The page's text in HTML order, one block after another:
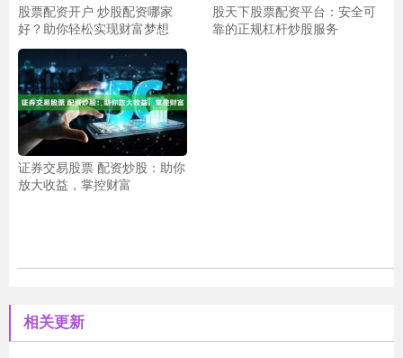
股票配资开户 炒股配资哪家
好？助你轻松实现财富梦想
股天下股票配资平台：安全可
靠的正规杠杆炒股服务
证券交易股票 配资炒股：助你
放大收益，掌控财富
相关更新